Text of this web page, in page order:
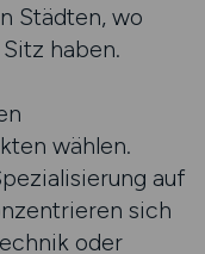
Städten, wo
haben.
wählen.
auf
sich
oder